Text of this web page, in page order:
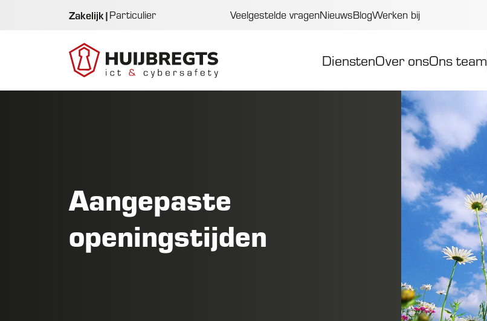
Zakelijk|Particulier Veelgestelde vragenNieuwsBlogWerken bij
DienstenOver onsOns team
Aangepaste
openingstijden